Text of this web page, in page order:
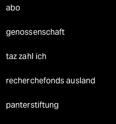
abo
genossenschaft
taz zahl ich
recherchefonds ausland
panterstiftung